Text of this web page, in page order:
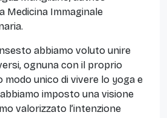
Medicina Immaginale
abbiamo voluto unire
ognuna con il proprio
unico di vivere lo yoga e
imposto una visione
valorizzato l’intenzione